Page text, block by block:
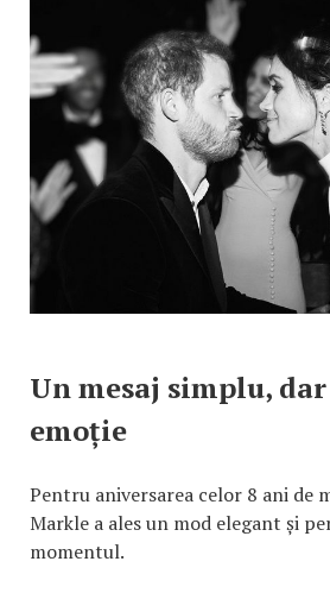
Un mesaj simplu,
emoție
Pentru aniversarea celor 8 ani de
Markle a ales un mod elegant și
momentul.